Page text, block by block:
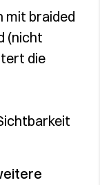
mit braided
(nicht
die